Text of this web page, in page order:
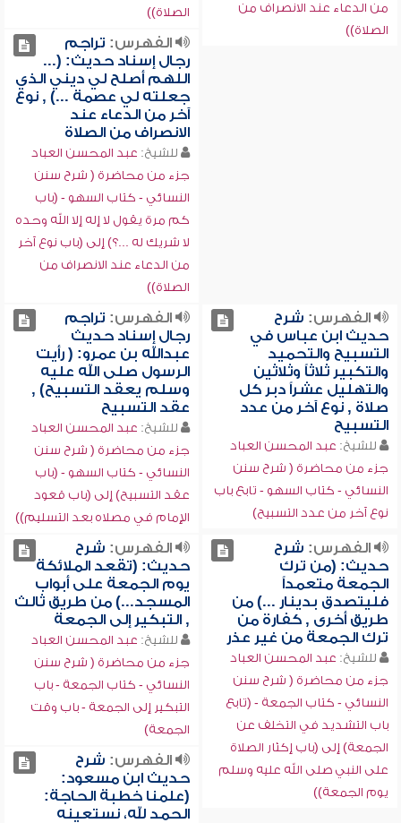
من الدعاء عند الانصراف من
الصلاة))
الصلاة))
الفهرس: تراجم
رجال إسناد حديث: (...
اللهم أصلح لي ديني الذي
جعلته لي عصمة ...) , نوع
آخر من الدعاء عند
الانصراف من الصلاة
للشيخ: عبد المحسن العباد
جزء من محاضرة ( شرح سنن
النسائي - كتاب السهو - (باب
كم مرة يقول لا إله إلا الله وحده
لا شريك له ...؟) إلى (باب نوع آخر
من الدعاء عند الانصراف من
الصلاة))
الفهرس: شرح
حديث ابن عباس في
التسبيح والتحميد
والتكبير ثلاثاً وثلاثين
والتهليل عشراً دبر كل
صلاة , نوع آخر من عدد
التسبيح
للشيخ: عبد المحسن العباد
جزء من محاضرة ( شرح سنن
النسائي - كتاب السهو - تابع باب
نوع آخر من عدد التسبيح)
الفهرس: تراجم
رجال إسناد حديث
عبدالله بن عمرو: ( رأيت
الرسول صلى الله عليه
وسلم يعقد التسبيح) ,
عقد التسبيح
للشيخ: عبد المحسن العباد
جزء من محاضرة ( شرح سنن
النسائي - كتاب السهو - (باب
عقد التسبيح) إلى (باب قعود
الإمام في مصلاه بعد التسليم))
الفهرس: شرح
حديث: (من ترك
الجمعة متعمداً
فليتصدق بدينار ...) من
طريق أخرى , كفارة من
ترك الجمعة من غير عذر
للشيخ: عبد المحسن العباد
جزء من محاضرة ( شرح سنن
النسائي - كتاب الجمعة - (تابع
باب التشديد في التخلف عن
الجمعة) إلى (باب إكثار الصلاة
على النبي صلى الله عليه وسلم
يوم الجمعة))
الفهرس: شرح
حديث: (تقعد الملائكة
يوم الجمعة على أبواب
المسجد...) من طريق ثالث
, التبكير إلى الجمعة
للشيخ: عبد المحسن العباد
جزء من محاضرة ( شرح سنن
النسائي - كتاب الجمعة - باب
التبكير إلى الجمعة - باب وقت
الجمعة)
الفهرس: شرح
حديث ابن مسعود:
(علمنا خطبة الحاجة:
الحمد لله، نستعينه